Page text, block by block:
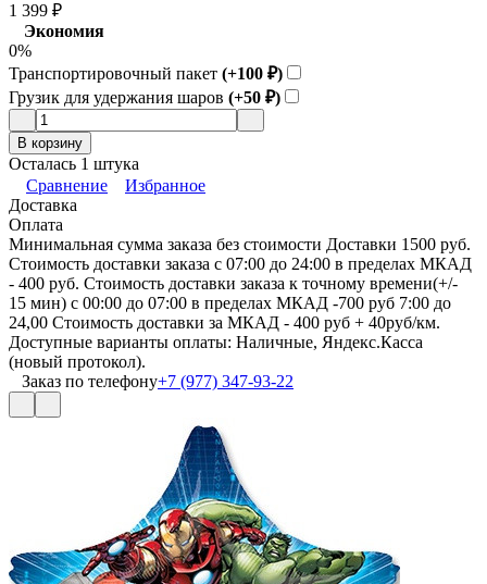
1 399 ₽
Экономия
0%
Транспортировочный пакет (+100 ₽)
Грузик для удержания шаров (+50 ₽)
В корзину
Осталась 1 штука
Сравнение
Избранное
Доставка
Оплата
Минимальная сумма заказа без стоимости Доставки 1500 руб.
Стоимость доставки заказа с 07:00 до 24:00 в пределах МКАД
- 400 руб. Стоимость доставки заказа к точному времени(+/-
15 мин) с 00:00 до 07:00 в пределах МКАД -700 руб 7:00 до
24,00 Стоимость доставки за МКАД - 400 руб + 40руб/км.
Доступные варианты оплаты: Наличные, Яндекс.Касса
(новый протокол).
Заказ по телефону+7 (977) 347-93-22